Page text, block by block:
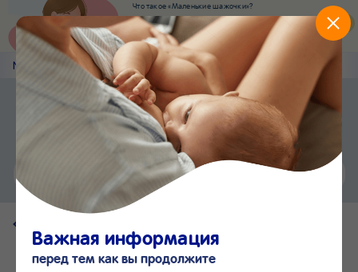
Что такое «Маленькие шажочки»?
Наш новый суперсервис для отслеживания
развития вашего малыша
Попробовать сейчас
Nestlé Baby &me Наши продукты
Приложение Nestlé Baby&me
Еще быстрее и удобнее
Установить
Чат24/7
Важная информация
перед тем как вы продолжите